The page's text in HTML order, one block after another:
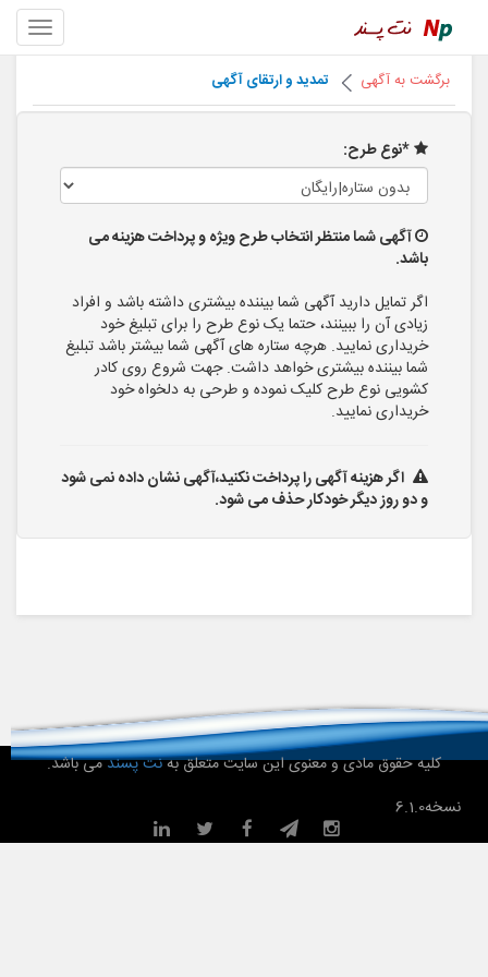
برگشت به آگهی تمدید و ارتقای آگهی
*نوع طرح:
آگهی شما منتظر انتخاب طرح ویژه و پرداخت هزینه می
باشد.
اگر تمایل دارید آگهی شما بیننده بیشتری داشته باشد و افراد
زیادی آن را ببینند، حتما یک نوع طرح را برای تبلیغ خود
خریداری نمایید. هرچه ستاره های آگهی شما بیشتر باشد تبلیغ
شما بیننده بیشتری خواهد داشت. جهت شروع روی کادر
کشویی نوع طرح کلیک نموده و طرحی به دلخواه خود
خریداری نمایید.
اگر هزینه آگهی را پرداخت نکنید،آگهی نشان داده نمی شود
و دو روز دیگر خودکار حذف می شود.
کلیه حقوق مادی و معنوی این سایت متعلق بهنت پسندمی باشد.
نسخه6.1.0